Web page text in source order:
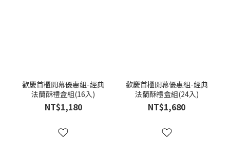
歡慶首櫃開幕優惠組-經典
法蘭酥禮盒組(16入)
NT$1,180
歡慶首櫃開幕優惠組-經典
法蘭酥禮盒組(24入)
NT$1,680